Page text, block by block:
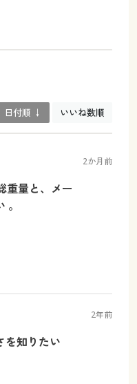
日付順 ↓ いいね数順
2か月前
重量と、メー
2年前
を知りたい